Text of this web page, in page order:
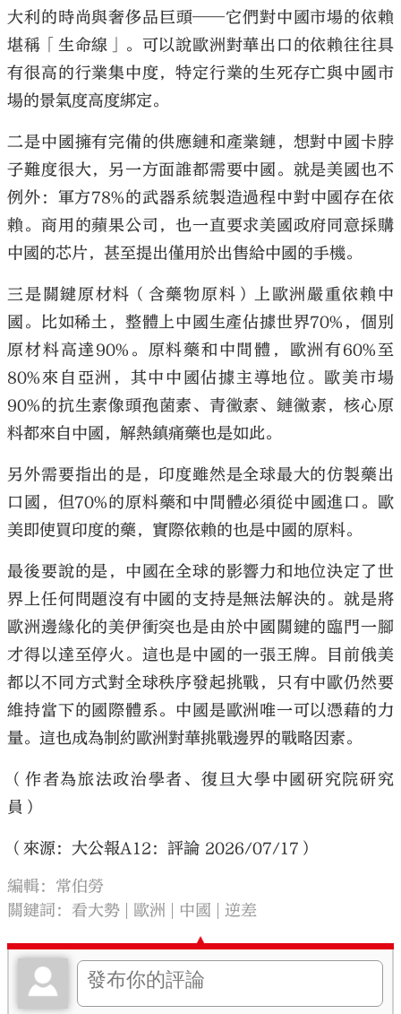
大利的時尚與奢侈品巨頭──它們對中國市場的依賴
堪稱「生命線」。可以說歐洲對華出口的依賴往往具
有很高的行業集中度，特定行業的生死存亡與中國市
場的景氣度高度綁定。
二是中國擁有完備的供應鏈和產業鏈，想對中國卡脖
子難度很大，另一方面誰都需要中國。就是美國也不
例外：軍方78%的武器系統製造過程中對中國存在依
賴。商用的蘋果公司，也一直要求美國政府同意採購
中國的芯片，甚至提出僅用於出售給中國的手機。
三是關鍵原材料（含藥物原料）上歐洲嚴重依賴中
國。比如稀土，整體上中國生產佔據世界70%，個別
原材料高達90%。原料藥和中間體，歐洲有60%至
80%來自亞洲，其中中國佔據主導地位。歐美市場
90%的抗生素像頭孢菌素、青黴素、鏈黴素，核心原
料都來自中國，解熱鎮痛藥也是如此。
另外需要指出的是，印度雖然是全球最大的仿製藥出
口國，但70%的原料藥和中間體必須從中國進口。歐
美即使買印度的藥，實際依賴的也是中國的原料。
最後要說的是，中國在全球的影響力和地位決定了世
界上任何問題沒有中國的支持是無法解決的。就是將
歐洲邊緣化的美伊衝突也是由於中國關鍵的臨門一腳
才得以達至停火。這也是中國的一張王牌。目前俄美
都以不同方式對全球秩序發起挑戰，只有中歐仍然要
維持當下的國際體系。中國是歐洲唯一可以憑藉的力
量。這也成為制約歐洲對華挑戰邊界的戰略因素。
（作者為旅法政治學者、復旦大學中國研究院研究
員）
（來源：大公報A12：評論 2026/07/17）
編輯：常伯勞
關鍵詞：看大勢 歐洲 中國 逆差